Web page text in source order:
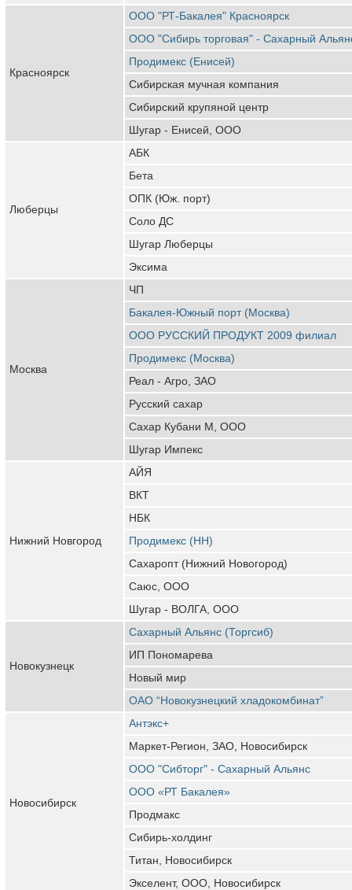
Красноярск
ООО "РТ-Бакалея" Красноярск
ООО "Сибирь торговая" - Сахарный
Продимекс (Енисей)
Сибирская мучная компания
Сибирский крупяной центр
Шугар - Енисей, ООО
Люберцы
АБК
Бета
ОПК (Юж. порт)
Соло ДС
Шугар Люберцы
Эксима
Москва
ЧП
Бакалея-Южный порт (Москва)
ООО РУССКИЙ ПРОДУКТ 2009 филиал
Продимекс (Москва)
Реал - Агро, ЗАО
Русский сахар
Сахар Кубани М, ООО
Шугар Импекс
Нижний Новгород
АЙЯ
ВКТ
НБК
Продимекс (НН)
Сахаропт (Нижний Новогород)
Саюс, ООО
Шугар - ВОЛГА, ООО
Новокузнецк
Сахарный Альянс (Торгсиб)
ИП Пономарева
Новый мир
ОАО “Новокузнецкий хладокомбинат”
Новосибирск
Антэкс+
Маркет-Регион, ЗАО, Новосибирск
ООО "Сибторг" - Сахарный Альянс
ООО «РТ Бакалея»
Продмакс
Сибирь-холдинг
Титан, Новосибирск
Экселент, ООО, Новосибирск